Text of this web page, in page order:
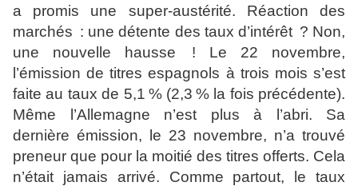
a promis une super-austérité. Réaction des
marchés : une détente des taux d’intérêt ? Non,
une nouvelle hausse ! Le 22 novembre,
l’émission de titres espagnols à trois mois s’est
faite au taux de 5,1 % (2,3 % la fois précédente).
Même l’Allemagne n’est plus à l’abri. Sa
dernière émission, le 23 novembre, n’a trouvé
preneur que pour la moitié des titres offerts. Cela
n’était jamais arrivé. Comme partout, le taux